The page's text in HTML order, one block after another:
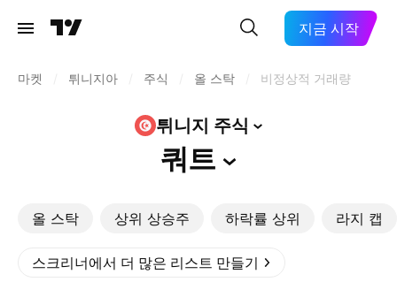
지금 시작
마켓 튀니지아 주식 올 스탁 비정상적 거래량
튀니지 주식
쿼트
올 스탁 상위 상승주 하락률 상위 라지 캡
스크리너에서 더 많은 리스트 만들기